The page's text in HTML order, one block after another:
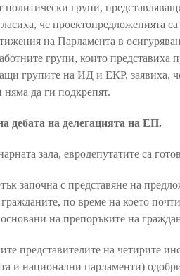
политически групи,
че проектопредложенията
на Парламента в
групи, които представиха
групите на ИД и ЕКР, заявиха,
няма да ги подкрепят.
дебата на делегацията на ЕП.
зала, евродепутатите са
започна с представяне на
по време на което
на препоръките на
представителите на четирите
и национални парламенти)